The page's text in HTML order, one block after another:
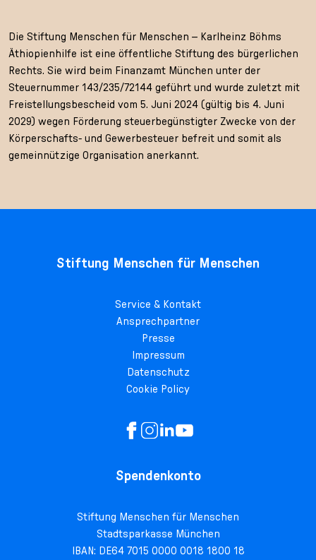
Die Stiftung Menschen für Menschen – Karlheinz Böhms
Äthiopienhilfe ist eine öffentliche Stiftung des bürgerlichen
Rechts. Sie wird beim Finanzamt München unter der
Steuernummer 143/235/72144 geführt und wurde zuletzt mit
Freistellungsbescheid vom 5. Juni 2024 (gültig bis 4. Juni
2029) wegen Förderung steuerbegünstigter Zwecke von der
Körperschafts- und Gewerbesteuer befreit und somit als
gemeinnützige Organisation anerkannt.
Stiftung Menschen für Menschen
Service & Kontakt
Ansprechpartner
Presse
Impressum
Datenschutz
Cookie Policy
Spendenkonto
Stiftung Menschen für Menschen
Stadtsparkasse München
IBAN: DE64 7015 0000 0018 1800 18